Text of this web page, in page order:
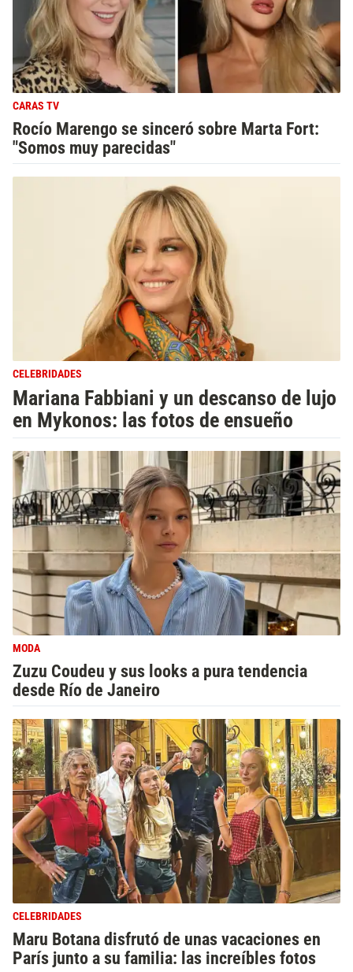
CARAS TV
Rocío Marengo se sinceró sobre Marta Fort:
"Somos muy parecidas"
CELEBRIDADES
Mariana Fabbiani y un descanso de lujo
en Mykonos: las fotos de ensueño
MODA
Zuzu Coudeu y sus looks a pura tendencia
desde Río de Janeiro
CELEBRIDADES
Maru Botana disfrutó de unas vacaciones en
París junto a su familia: las increíbles fotos